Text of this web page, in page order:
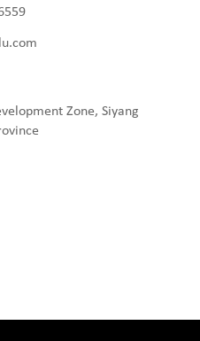
Zone, Siyang